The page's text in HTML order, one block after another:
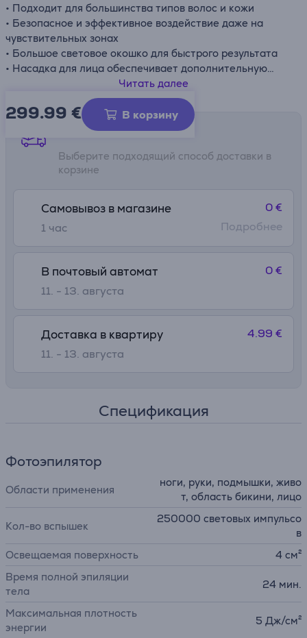
• Подходит для большинства типов волос и кожи
• Безопасное и эффективное воздействие даже на
чувствительных зонах
• Большое световое окошко для быстрого результата
• Насадка для лица обеспечивает дополнительную
• Встроенный датчик оттенка кожи
• Бережное воздействие
• Не нужно покупать дополнительные запасные части,
никаких лишних расходов
• Режим "Slide and Flash" для удобства использования
• Пять настроек интенсивности светового импульса
• Количество вспышек – 250 000
Читать далее
299.99 € В корзину
Способы доставки
Выберите подходящий способ доставки в
корзине
Самовывоз в магазине
1 час
0 €
Подробнее
В почтовый автомат
11. - 13. августа
0 €
Доставка в квартиру
11. - 13. августа
4.99 €
Спецификация
Фотоэпилятор
Области применения
ноги, руки, подмышки, живо
т, область бикини, лицо
Кол-во вспышек
250000 световых импульсо
в
Освещаемая поверхность
4 см²
Время полной эпиляции
тела
24 мин.
Максимальная плотность
энергии
5 Дж/см²